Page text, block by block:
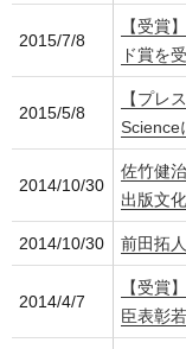
2015/7/8
【受賞
ド賞を
2015/5/8
【プレ
Science
2014/10/30
佐竹健
出版文
2014/10/30 前田拓
2014/4/7
【受賞
臣表彰